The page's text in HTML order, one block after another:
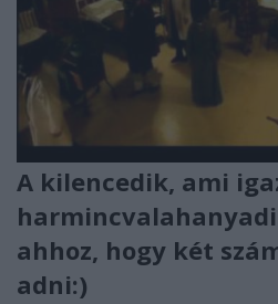
A kilencedik, ami
ahhoz, hogy két
adni:)